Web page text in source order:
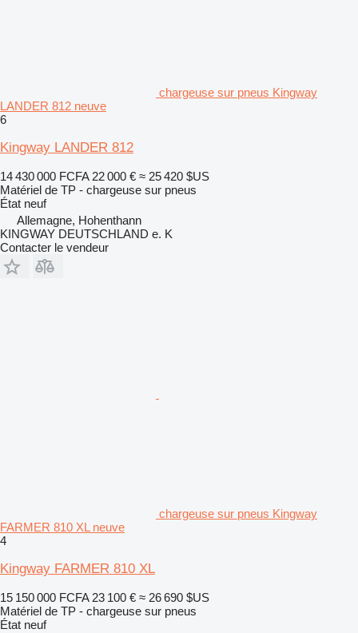
chargeuse sur pneus Kingway
LANDER 812 neuve
6
Kingway LANDER 812
14 430 000 FCFA 22 000 € ≈ 25 420 $US
Matériel de TP - chargeuse sur pneus
État neuf
Allemagne, Hohenthann
KINGWAY DEUTSCHLAND e. K
Contacter le vendeur
chargeuse sur pneus Kingway
FARMER 810 XL neuve
4
Kingway FARMER 810 XL
15 150 000 FCFA 23 100 € ≈ 26 690 $US
Matériel de TP - chargeuse sur pneus
État neuf